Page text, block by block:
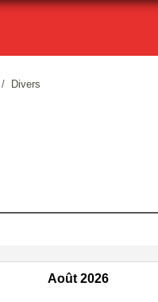
Divers
Août 2026